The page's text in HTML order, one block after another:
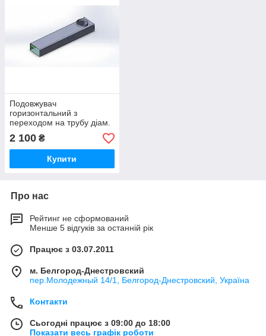
Подовжувач
горизонтальний з
переходом на трубу діам.
159 мм
2 100 ₴
Купити
Про нас
Рейтинг не сформований
Менше 5 відгуків за останній рік
Працює з 03.07.2011
м. Белгород-Днестровский
пер.Молодежный 14/1, Белгород-Днестровский, Україна
Контакти
Сьогодні працює з 09:00 до 18:00
Показати весь графік роботи